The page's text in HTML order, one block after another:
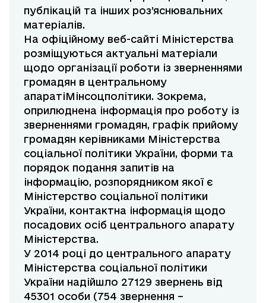
публікацій та інших роз’яснювальних
матеріалів.
На офіційному веб-сайті Міністерства
розміщуються актуальні матеріали
щодо організації роботи із зверненнями
громадян в центральному
апаратіМінсоцполітики. Зокрема,
оприлюднена інформація про роботу із
зверненнями громадян, графік прийому
громадян керівниками Міністерства
соціальної політики України, форми та
порядок подання запитів на
інформацію, розпорядником якої є
Міністерство соціальної політики
України, контактна інформація щодо
посадових осіб центрального апарату
Міністерства.
У 2014 році до центрального апарату
Міністерства соціальної політики
України надійшло 27129 звернень від
45301 особи (754 звернення –